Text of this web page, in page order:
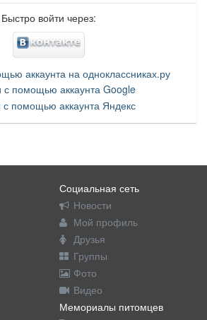
Быстро войти через:
Социальная сеть
Новости
Мой профиль
Друзья
Группы
Фото
Видео
Мемориалы питомцев